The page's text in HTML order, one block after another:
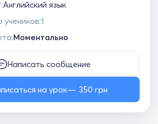
Английский язык
учеников:1
Моментально
Написать сообщение
на урок 350 грн